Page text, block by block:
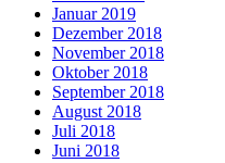
Januar 2019
Dezember 2018
November 2018
Oktober 2018
September 2018
August 2018
Juli 2018
Juni 2018